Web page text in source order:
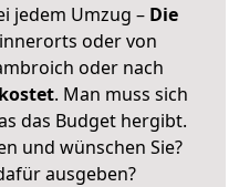
jedem Umzug – Die
oder von
oder nach
. Man muss sich
das Budget hergibt.
und wünschen Sie?
ausgeben?